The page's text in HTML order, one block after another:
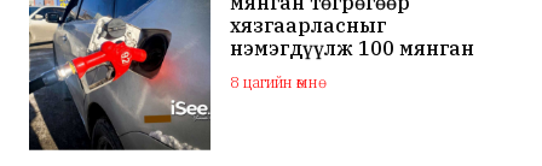
хязгаарласныг
нэмэгдүүлж 100 мянган
төгрөгт хүргэхээр судалж
байна
8 цагийн өмнө